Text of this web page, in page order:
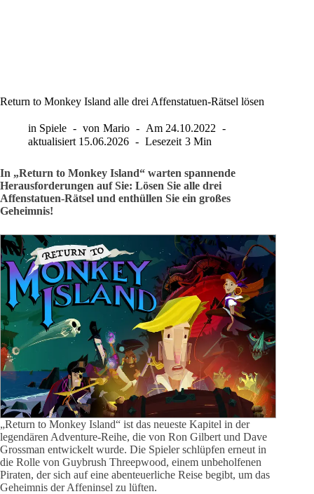
Return to Monkey Island alle drei Affenstatuen-Rätsel lösen
in Spiele von Mario Am 24.10.2022
aktualisiert 15.06.2026 Lesezeit 3 Min
In „Return to Monkey Island“ warten spannende
Herausforderungen auf Sie: Lösen Sie alle drei
Affenstatuen-Rätsel und enthüllen Sie ein großes
Geheimnis!
„Return to Monkey Island“ ist das neueste Kapitel in der
legendären Adventure-Reihe, die von Ron Gilbert und Dave
Grossman entwickelt wurde. Die Spieler schlüpfen erneut in
die Rolle von Guybrush Threepwood, einem unbeholfenen
Piraten, der sich auf eine abenteuerliche Reise begibt, um das
Geheimnis der Affeninsel zu lüften.